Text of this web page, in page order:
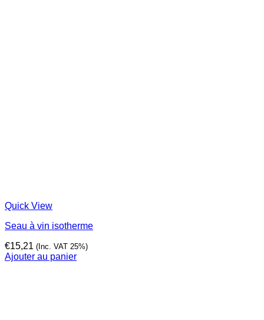
Quick View
Seau à vin isotherme
€15,21 (Inc. VAT 25%)
Ajouter au panier